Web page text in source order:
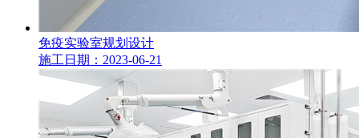
免疫实验室规划设计
施工日期：2023-06-21